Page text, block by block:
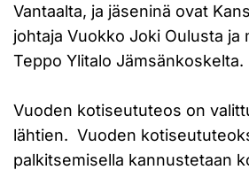
Vantaalta, ja jäseninä ovat
johtaja Vuokko Joki Oulusta ja
Teppo Ylitalo Jämsänkoskelta.
Vuoden kotiseututeos on
lähtien. Vuoden
palkitsemisella kannustetaan